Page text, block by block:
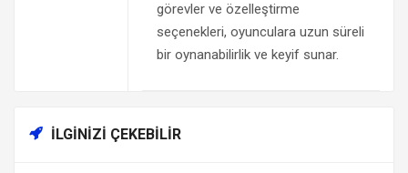
görevler ve özelleştirme
seçenekleri, oyunculara uzun süreli
bir oynanabilirlik ve keyif sunar.
İLGINIZI ÇEKEBILIR